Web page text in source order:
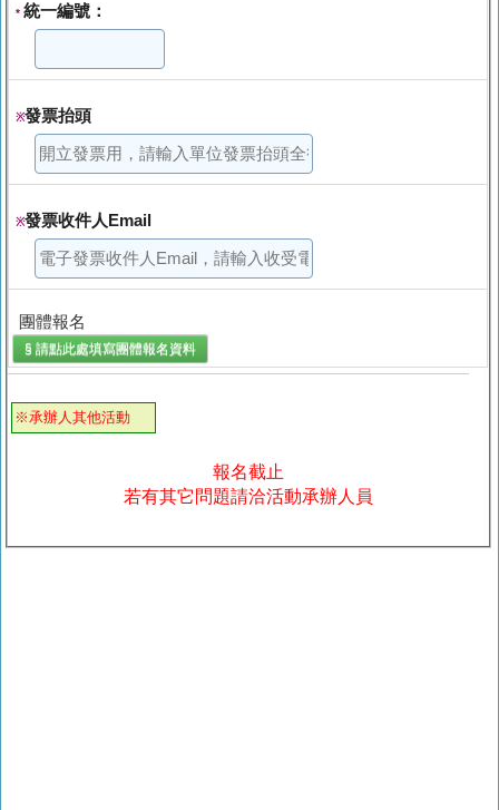
* 統一編號：
※發票抬頭
※發票收件人Email
團體報名
§ 請點此處填寫團體報名 資料
※承辦人其他活動
報名截止
若有其它問題請洽活動承辦人員